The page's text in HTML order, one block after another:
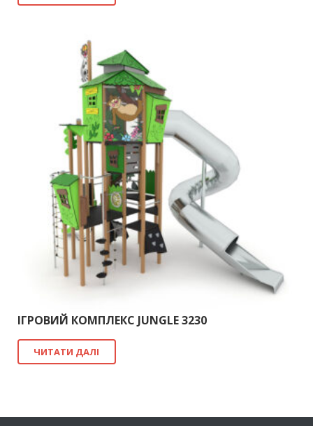
ІГРОВИЙ КОМПЛЕКС JUNGLE 3230
ЧИТАТИ ДАЛІ